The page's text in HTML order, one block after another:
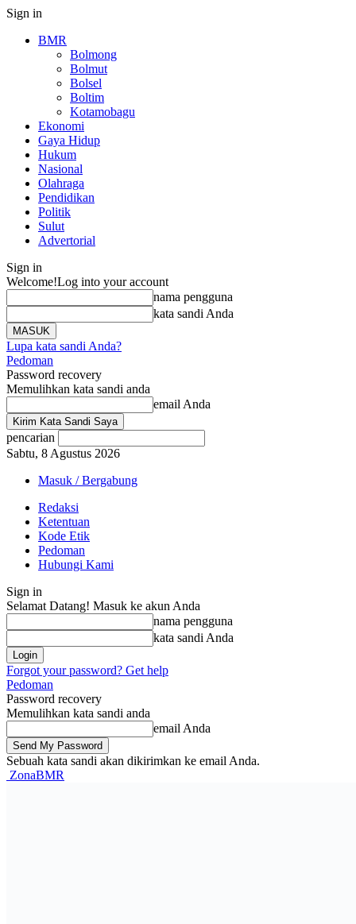
Sign in
BMR
Bolmong
Bolmut
Bolsel
Boltim
Kotamobagu
Ekonomi
Gaya Hidup
Hukum
Nasional
Olahraga
Pendidikan
Politik
Sulut
Advertorial
Sign in
Welcome!Log into your account
nama pengguna
kata sandi Anda
Lupa kata sandi Anda?
Pedoman
Password recovery
Memulihkan kata sandi anda
email Anda
pencarian
Sabtu, 8 Agustus 2026
Masuk / Bergabung
Redaksi
Ketentuan
Kode Etik
Pedoman
Hubungi Kami
Sign in
Selamat Datang! Masuk ke akun Anda
nama pengguna
kata sandi Anda
Forgot your password? Get help
Pedoman
Password recovery
Memulihkan kata sandi anda
email Anda
Sebuah kata sandi akan dikirimkan ke email Anda.
ZonaBMR